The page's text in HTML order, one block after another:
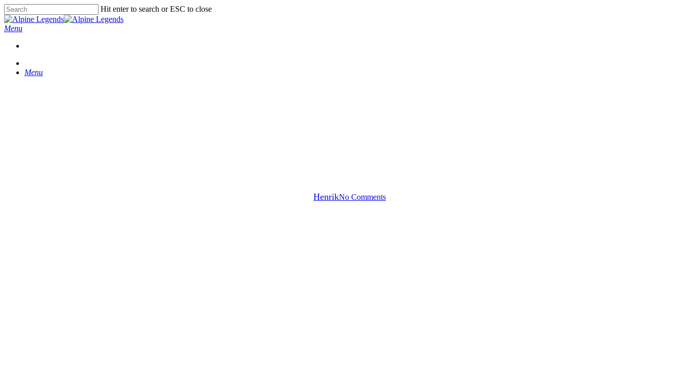
Skip
to
main
Hit enter to search or ESC to close
Close
Search
Menu
Menu
HenrikNo Comments